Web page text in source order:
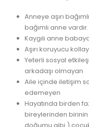
Anneye aşırı
bağımlı anne
Kaygılı anne
Aşırı koruyucu
Yeterli sosyal
arkadaşı olmayan
Aile içinde iletişim
edemeyen
Hayatında birden
bireylerinden birinin
doğumu gibi )